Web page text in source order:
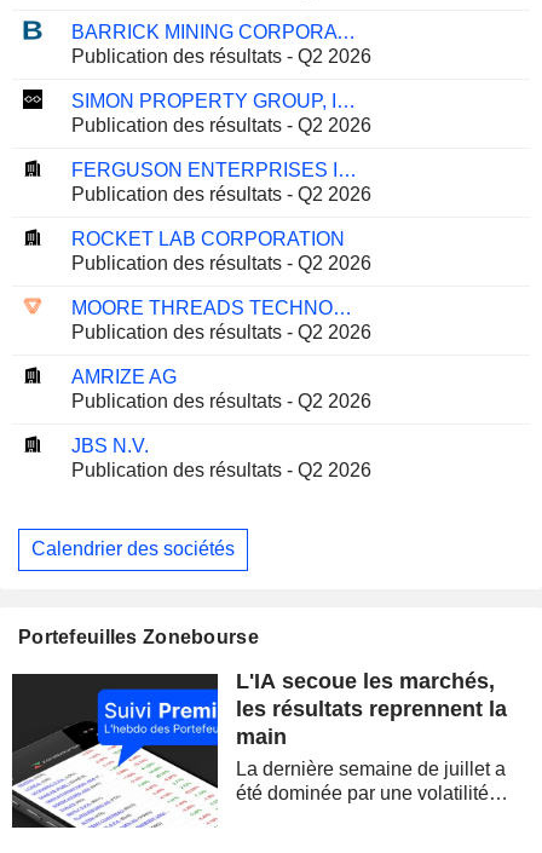
BARRICK MINING CORPORATION
Publication des résultats - Q2 2026
SIMON PROPERTY GROUP, INC.
Publication des résultats - Q2 2026
FERGUSON ENTERPRISES INC.
Publication des résultats - Q2 2026
ROCKET LAB CORPORATION
Publication des résultats - Q2 2026
MOORE THREADS TECHNOLOGY CO., LTD.
Publication des résultats - Q2 2026
AMRIZE AG
Publication des résultats - Q2 2026
JBS N.V.
Publication des résultats - Q2 2026
Calendrier des sociétés
Portefeuilles Zonebourse
L'IA secoue les marchés,
les résultats reprennent la
main
La dernière semaine de juillet a
été dominée par une volatilité